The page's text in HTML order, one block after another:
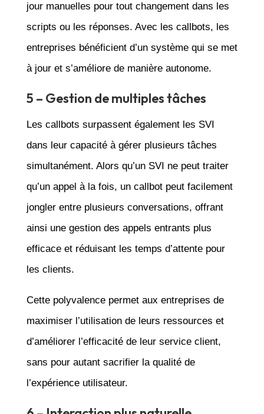
jour manuelles pour tout changement dans les
scripts ou les réponses. Avec les callbots, les
entreprises bénéficient d’un système qui se met
à jour et s’améliore de manière autonome.
5 – Gestion de multiples tâches
Les callbots surpassent également les SVI
dans leur capacité à gérer plusieurs tâches
simultanément. Alors qu’un SVI ne peut traiter
qu’un appel à la fois, un callbot peut facilement
jongler entre plusieurs conversations, offrant
ainsi une gestion des appels entrants plus
efficace et réduisant les temps d’attente pour
les clients.
Cette polyvalence permet aux entreprises de
maximiser l’utilisation de leurs ressources et
d’améliorer l’efficacité de leur service client,
sans pour autant sacrifier la qualité de
l’expérience utilisateur.